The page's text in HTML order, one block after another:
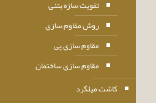
تقویت سازه بتنی
روش مقاوم سازی
مقاوم سازی پی
مقاوم سازی ساختمان
کاشت میلگرد